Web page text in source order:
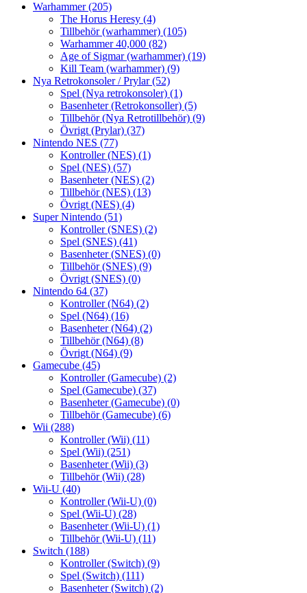
Warhammer(205)
The Horus Heresy (4)
Tillbehör (warhammer) (105)
Warhammer 40,000 (82)
Age of Sigmar (warhammer) (19)
Kill Team (warhammer) (9)
Nya Retrokonsoler / Prylar(52)
Spel (Nya retrokonsoler) (1)
Basenheter (Retrokonsoller) (5)
Tillbehör (Nya Retrotillbehör) (9)
Övrigt (Prylar) (37)
Nintendo NES (77)
Kontroller (NES) (1)
Spel (NES) (57)
Basenheter (NES) (2)
Tillbehör (NES) (13)
Övrigt (NES) (4)
Super Nintendo (51)
Kontroller (SNES) (2)
Spel (SNES) (41)
Basenheter (SNES) (0)
Tillbehör (SNES) (9)
Övrigt (SNES) (0)
Nintendo 64 (37)
Kontroller (N64) (2)
Spel (N64) (16)
Basenheter (N64) (2)
Tillbehör (N64) (8)
Övrigt (N64) (9)
Gamecube (45)
Kontroller (Gamecube) (2)
Spel (Gamecube) (37)
Basenheter (Gamecube) (0)
Tillbehör (Gamecube) (6)
Wii (288)
Kontroller (Wii) (11)
Spel (Wii) (251)
Basenheter (Wii) (3)
Tillbehör (Wii) (28)
Wii-U (40)
Kontroller (Wii-U) (0)
Spel (Wii-U) (28)
Basenheter (Wii-U) (1)
Tillbehör (Wii-U) (11)
Switch (188)
Kontroller (Switch) (9)
Spel (Switch) (111)
Basenheter (Switch) (2)